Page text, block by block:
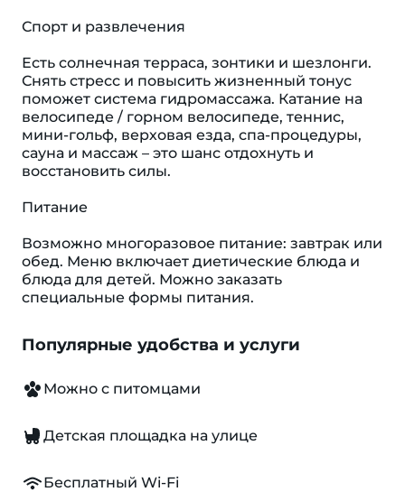
Спорт и развлечения
Есть солнечная терраса, зонтики и шезлонги.
Снять стресс и повысить жизненный тонус
поможет система гидромассажа. Катание на
велосипеде / горном велосипеде, теннис,
мини-гольф, верховая езда, спа-процедуры,
сауна и массаж – это шанс отдохнуть и
восстановить силы.
Питание
Возможно многоразовое питание: завтрак или
обед. Меню включает диетические блюда и
блюда для детей. Можно заказать
специальные формы питания.
Популярные удобства и услуги
Можно с питомцами
Детская площадка на улице
Бесплатный Wi-Fi